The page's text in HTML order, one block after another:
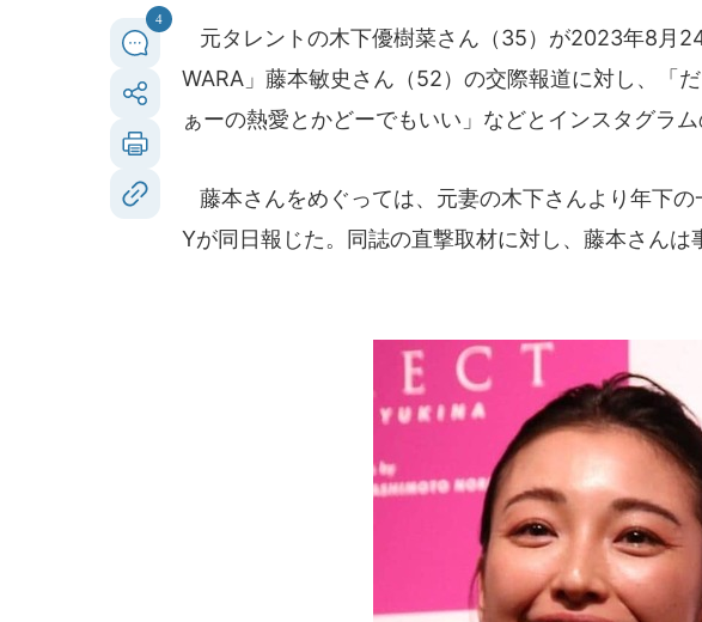
4
元タレントの木下優樹菜さん（35）が2023年8月
WARA」藤本敏史さん（52）の交際報道に対し、「
ぁーの熱愛とかどーでもいい」などとインスタグラ
藤本さんをめぐっては、元妻の木下さんより年下
Yが同日報じた。同誌の直撃取材に対し、藤本さんは